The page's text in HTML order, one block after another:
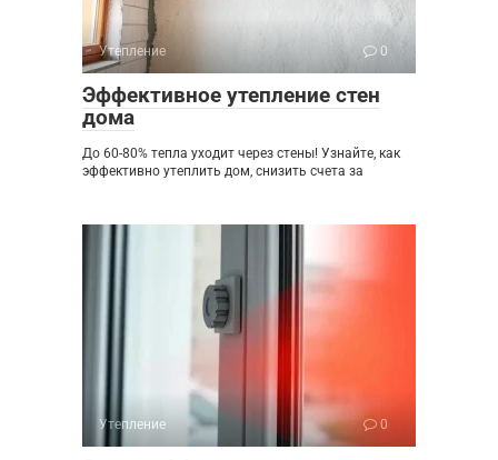
Утепление 0
Эффективное утепление стен
дома
До 60-80% тепла уходит через стены! Узнайте, как
эффективно утеплить дом, снизить счета за
Утепление 0